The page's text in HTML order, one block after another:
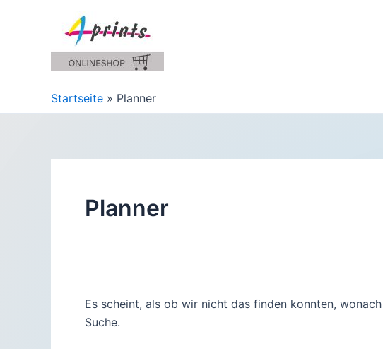
Startseite Planner
Planner
Es scheint, als ob wir nicht das finden konnten,
Suche.